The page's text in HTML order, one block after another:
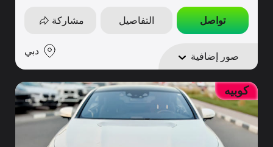
تواصل التفاصيل مشاركة
صور إضافية دبي
كوبيه